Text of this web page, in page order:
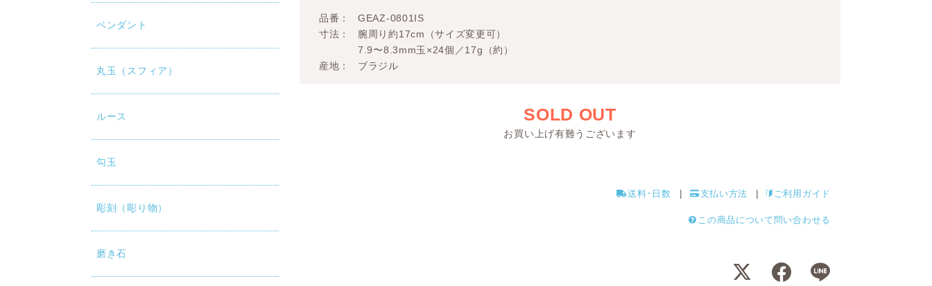
ペンダント
丸玉（スフィア）
ルース
勾玉
彫刻（彫り物）
磨き石
品番
GEAZ-0801IS
寸法
腕周り約17cm（サイズ変更可）
7.9〜8.3mm玉×24個／17g（約）
産地
ブラジル
SOLD OUT
お買い上げ有難うございます
送料･日数 支払い方法 ご利用ガイド
この商品について問い合わせる